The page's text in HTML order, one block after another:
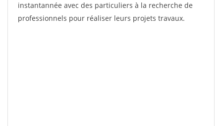
instantannée avec des particuliers à la recherche de
professionnels pour réaliser leurs projets travaux.